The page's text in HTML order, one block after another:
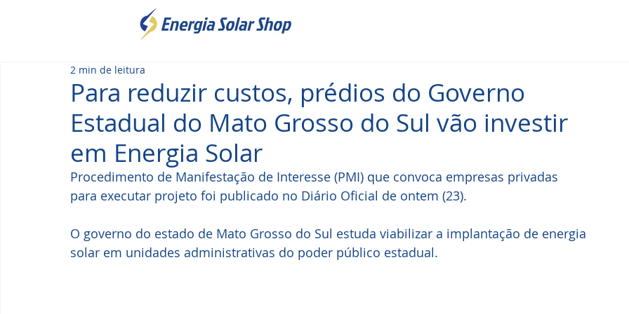
Para reduzir custos, prédios do Governo
Estadual do Mato Grosso do Sul vão investir
em Energia Solar
2 min de leitura
Procedimento de Manifestação de Interesse (PMI) que convoca empresas privadas
para executar projeto foi publicado no Diário Oficial de ontem (23).
O governo do estado de Mato Grosso do Sul estuda viabilizar a implantação de energia
solar em unidades administrativas do poder público estadual.